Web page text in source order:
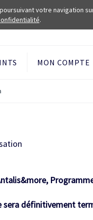
votre navigation
.
MON COMPTE
définitivement